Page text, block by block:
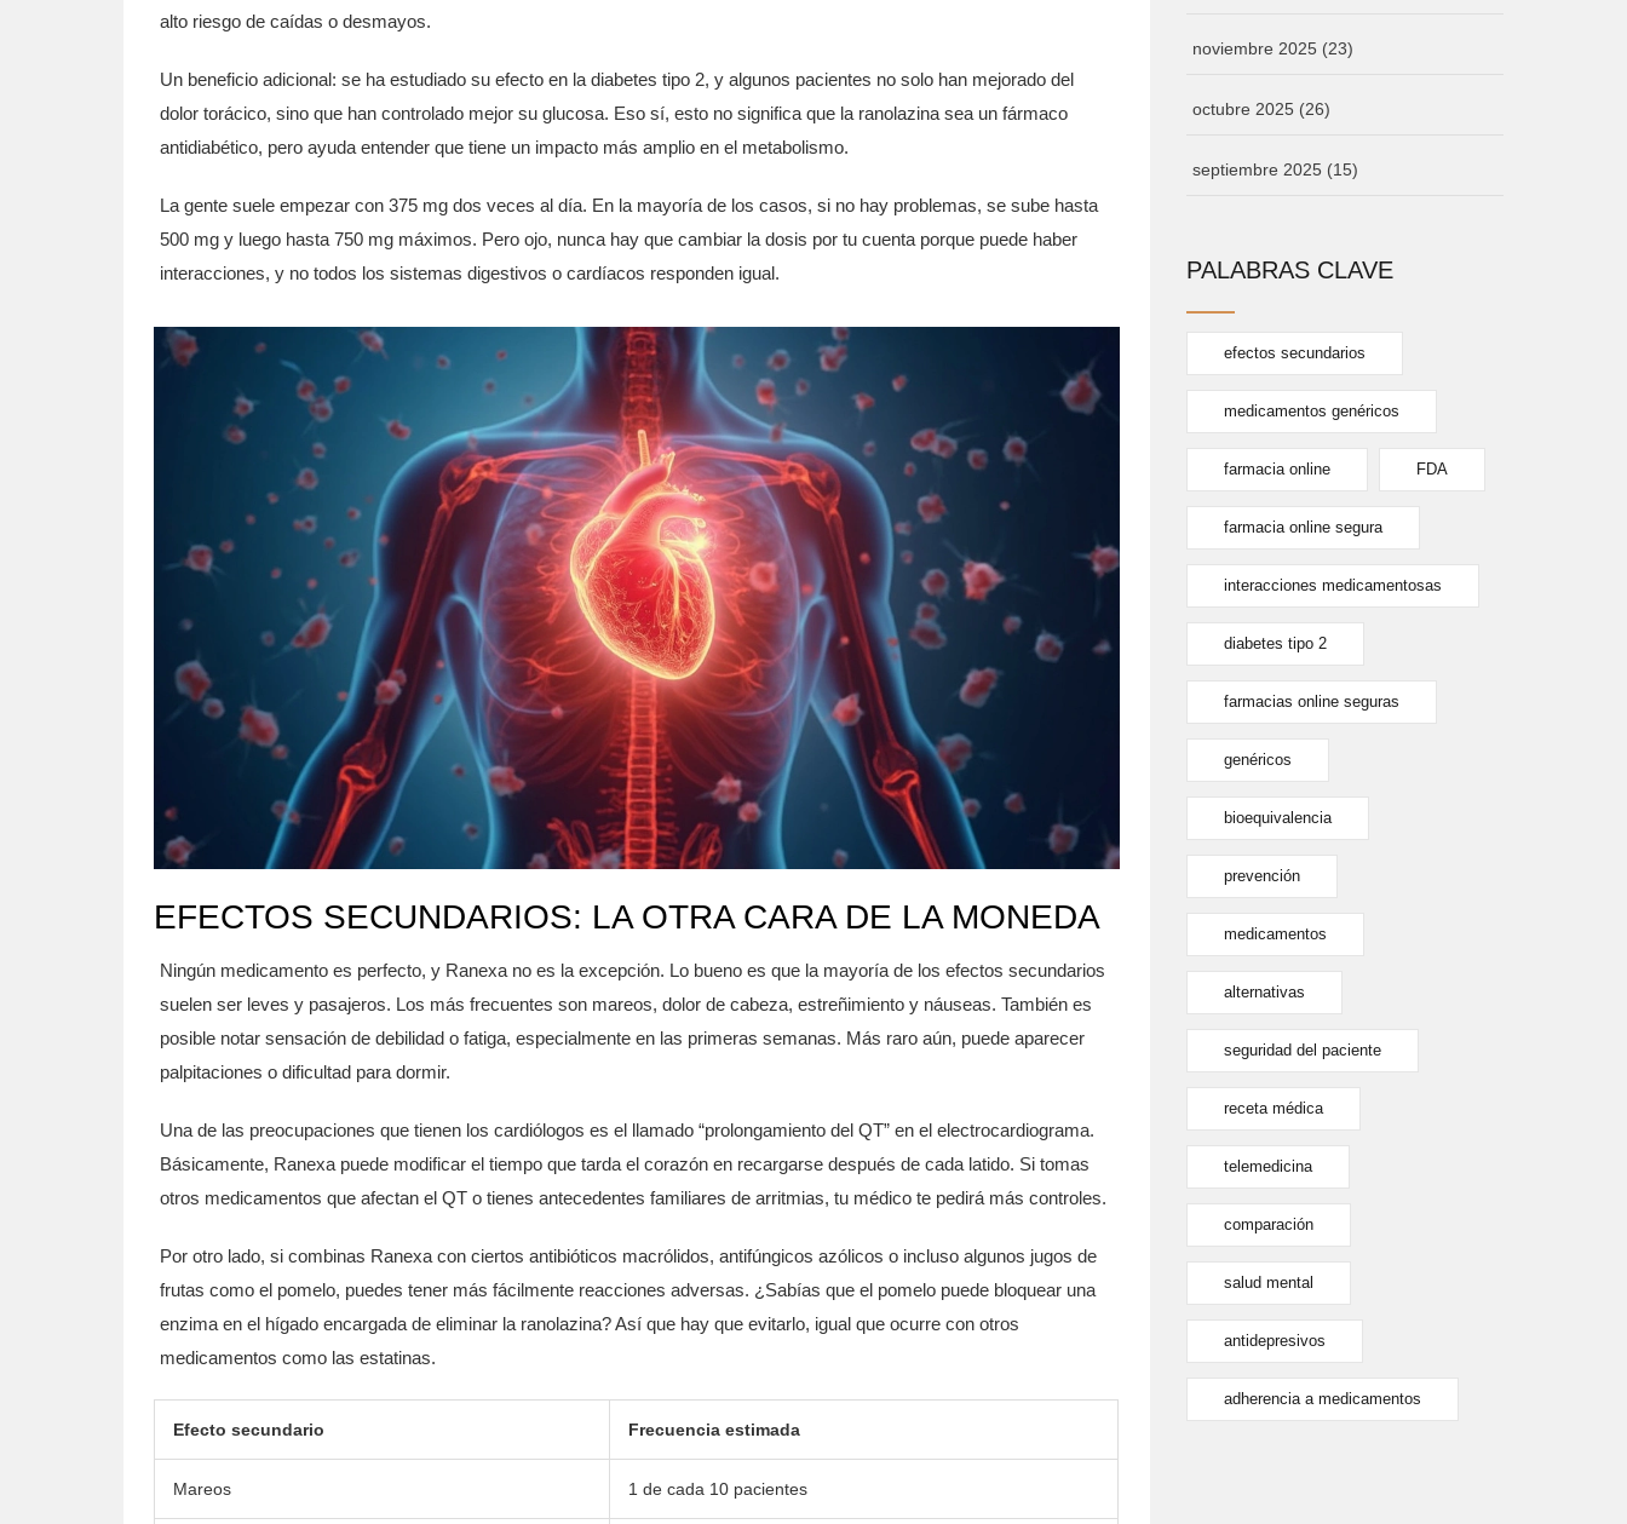
alto riesgo de caídas o desmayos.
Un beneficio adicional: se ha estudiado su efecto en la diabetes tipo 2, y algunos pacientes no solo han mejorado del
dolor torácico, sino que han controlado mejor su glucosa. Eso sí, esto no significa que la ranolazina sea un fármaco
antidiabético, pero ayuda entender que tiene un impacto más amplio en el metabolismo.
La gente suele empezar con 375 mg dos veces al día. En la mayoría de los casos, si no hay problemas, se sube hasta
500 mg y luego hasta 750 mg máximos. Pero ojo, nunca hay que cambiar la dosis por tu cuenta porque puede haber
interacciones, y no todos los sistemas digestivos o cardíacos responden igual.
EFECTOS SECUNDARIOS: LA OTRA CARA DE LA MONEDA
Ningún medicamento es perfecto, y Ranexa no es la excepción. Lo bueno es que la mayoría de los efectos secundarios
suelen ser leves y pasajeros. Los más frecuentes son mareos, dolor de cabeza, estreñimiento y náuseas. También es
posible notar sensación de debilidad o fatiga, especialmente en las primeras semanas. Más raro aún, puede aparecer
palpitaciones o dificultad para dormir.
Una de las preocupaciones que tienen los cardiólogos es el llamado “prolongamiento del QT” en el electrocardiograma.
Básicamente, Ranexa puede modificar el tiempo que tarda el corazón en recargarse después de cada latido. Si tomas
otros medicamentos que afectan el QT o tienes antecedentes familiares de arritmias, tu médico te pedirá más controles.
Por otro lado, si combinas Ranexa con ciertos antibióticos macrólidos, antifúngicos azólicos o incluso algunos jugos de
frutas como el pomelo, puedes tener más fácilmente reacciones adversas. ¿Sabías que el pomelo puede bloquear una
enzima en el hígado encargada de eliminar la ranolazina? Así que hay que evitarlo, igual que ocurre con otros
medicamentos como las estatinas.
Efecto secundario Frecuencia estimada
Mareos 1 de cada 10 pacientes
noviembre 2025 (23)
octubre 2025 (26)
septiembre 2025 (15)
PALABRAS CLAVE
efectos secundarios
medicamentos genéricos
farmacia online FDA
farmacia online segura
interacciones medicamentosas
diabetes tipo 2
farmacias online seguras
genéricos
bioequivalencia
prevención
medicamentos
alternativas
seguridad del paciente
receta médica
telemedicina
comparación
salud mental
antidepresivos
adherencia a medicamentos